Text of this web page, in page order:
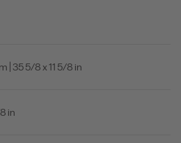
| 35 5/8 x 11 5/8 in
in